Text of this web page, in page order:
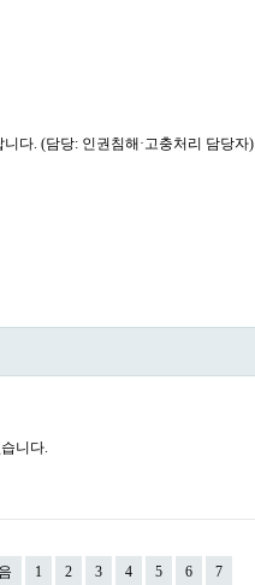
다. (담당: 인권침해·고충처리 담당자)
니다.
1 2 3 4 5 6 7